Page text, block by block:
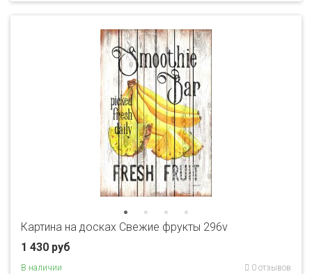
Картина на досках Свежие фрукты 296v
1 430 руб
В наличии 0 отзывов